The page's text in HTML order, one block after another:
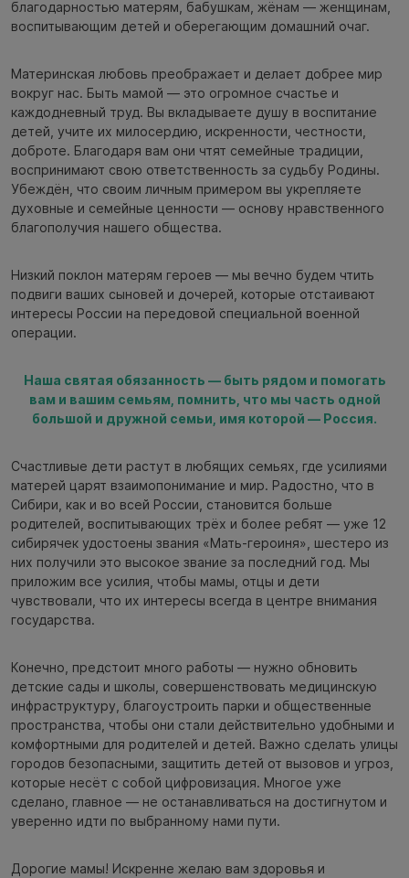
благодарностью матерям, бабушкам, жёнам — женщинам,
воспитывающим детей и оберегающим домашний очаг.
Материнская любовь преображает и делает добрее мир
вокруг нас. Быть мамой — это огромное счастье и
каждодневный труд. Вы вкладываете душу в воспитание
детей, учите их милосердию, искренности, честности,
доброте. Благодаря вам они чтят семейные традиции,
воспринимают свою ответственность за судьбу Родины.
Убеждён, что своим личным примером вы укрепляете
духовные и семейные ценности — основу нравственного
благополучия нашего общества.
Низкий поклон матерям героев — мы вечно будем чтить
подвиги ваших сыновей и дочерей, которые отстаивают
интересы России на передовой специальной военной
операции.
Наша святая обязанность — быть рядом и помогать
вам и вашим семьям, помнить, что мы часть одной
большой и дружной семьи, имя которой — Россия.
Счастливые дети растут в любящих семьях, где усилиями
матерей царят взаимопонимание и мир. Радостно, что в
Сибири, как и во всей России, становится больше
родителей, воспитывающих трёх и более ребят — уже 12
сибирячек удостоены звания «Мать-героиня», шестеро из
них получили это высокое звание за последний год. Мы
приложим все усилия, чтобы мамы, отцы и дети
чувствовали, что их интересы всегда в центре внимания
государства.
Конечно, предстоит много работы — нужно обновить
детские сады и школы, совершенствовать медицинскую
инфраструктуру, благоустроить парки и общественные
пространства, чтобы они стали действительно удобными и
комфортными для родителей и детей. Важно сделать улицы
городов безопасными, защитить детей от вызовов и угроз,
которые несёт с собой цифровизация. Многое уже
сделано, главное — не останавливаться на достигнутом и
уверенно идти по выбранному нами пути.
Дорогие мамы! Искренне желаю вам здоровья и